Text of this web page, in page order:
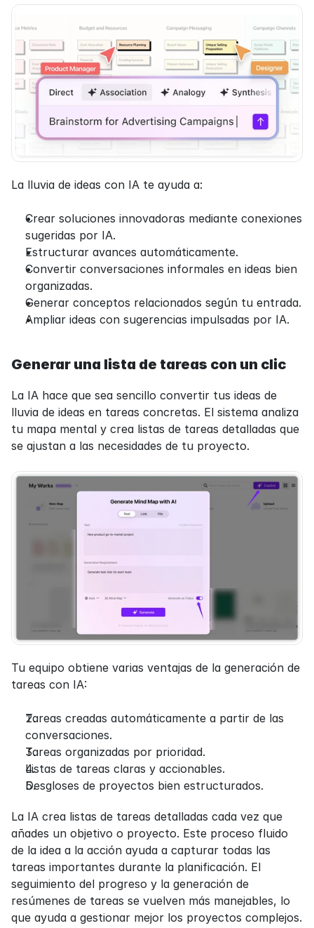
La lluvia de ideas con IA te ayuda a:
Crear soluciones innovadoras mediante conexiones
sugeridas por IA.
Estructurar avances automáticamente.
Convertir conversaciones informales en ideas bien
organizadas.
Generar conceptos relacionados según tu entrada.
Ampliar ideas con sugerencias impulsadas por IA.
Generar una lista de tareas con un clic
La IA hace que sea sencillo convertir tus ideas de
lluvia de ideas en tareas concretas. El sistema analiza
tu mapa mental y crea listas de tareas detalladas que
se ajustan a las necesidades de tu proyecto.
Tu equipo obtiene varias ventajas de la generación de
tareas con IA:
Tareas creadas automáticamente a partir de las
conversaciones.
Tareas organizadas por prioridad.
Listas de tareas claras y accionables.
Desgloses de proyectos bien estructurados.
La IA crea listas de tareas detalladas cada vez que
añades un objetivo o proyecto. Este proceso fluido
de la idea a la acción ayuda a capturar todas las
tareas importantes durante la planificación. El
seguimiento del progreso y la generación de
resúmenes de tareas se vuelven más manejables, lo
que ayuda a gestionar mejor los proyectos complejos.